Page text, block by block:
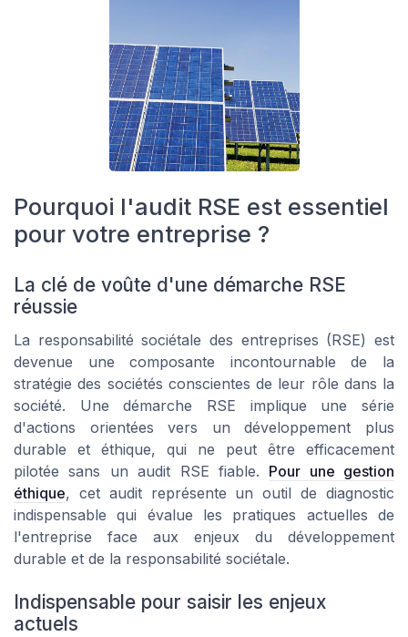
Pourquoi l'audit RSE est essentiel
pour votre entreprise ?
La clé de voûte d'une démarche RSE
réussie
La responsabilité sociétale des entreprises (RSE) est
devenue une composante incontournable de la
stratégie des sociétés conscientes de leur rôle dans la
société. Une démarche RSE implique une série
d'actions orientées vers un développement plus
durable et éthique, qui ne peut être efficacement
pilotée sans un audit RSE fiable. Pour une gestion
éthique, cet audit représente un outil de diagnostic
indispensable qui évalue les pratiques actuelles de
l'entreprise face aux enjeux du développement
durable et de la responsabilité sociétale.
Indispensable pour saisir les enjeux
actuels